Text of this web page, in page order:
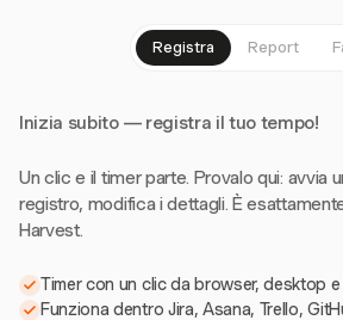
Registra Report
Inizia subito — registra il tuo tempo!
Un clic e il timer parte. Provalo qui: avvia
registro, modifica i dettagli. È
Harvest.
Timer con un clic da browser, desktop e
Funziona dentro Jira, Asana, Trello,